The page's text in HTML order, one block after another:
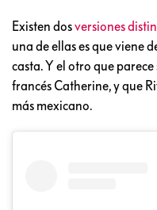
Existen dosversiones
una de ellas es que viene
casta. Y el otro que parece
francés Catherine, y que
más mexicano.